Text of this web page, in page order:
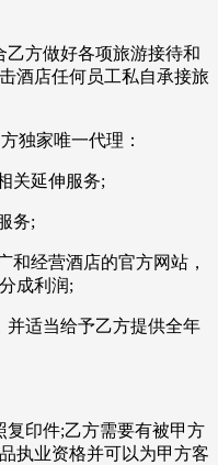
乙方做好各项旅游接待和
酒店任何员工私自承接旅
独家唯一代理：
关延伸服务;
务;
和经营酒店的官方网站，
成利润;
并适当给予乙方提供全年
复印件;乙方需要有被甲方
执业资格并可以为甲方客